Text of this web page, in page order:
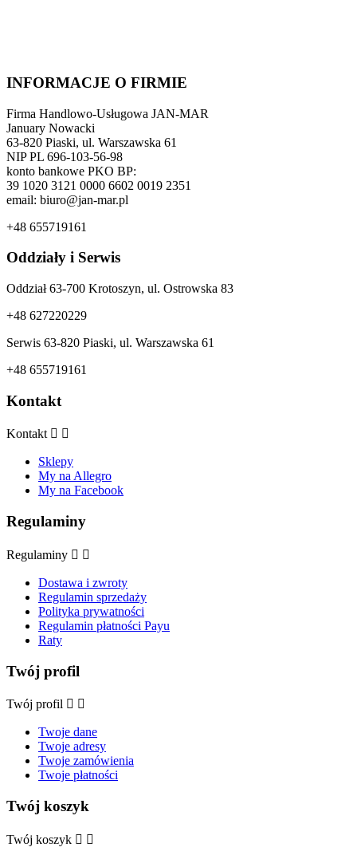
INFORMACJE O FIRMIE
Firma Handlowo-Usługowa JAN-MAR
January Nowacki
63-820 Piaski, ul. Warszawska 61
NIP PL 696-103-56-98
konto bankowe PKO BP:
39 1020 3121 0000 6602 0019 2351
email: biuro@jan-mar.pl
+48 655719161
Oddziały i Serwis
Oddział 63-700 Krotoszyn, ul. Ostrowska 83
+48 627220229
Serwis 63-820 Piaski, ul. Warszawska 61
+48 655719161
Kontakt
Kontakt  
Sklepy
My na Allegro
My na Facebook
Regulaminy
Regulaminy  
Dostawa i zwroty
Regulamin sprzedaży
Polityka prywatności
Regulamin płatności Payu
Raty
Twój profil
Twój profil  
Twoje dane
Twoje adresy
Twoje zamówienia
Twoje płatności
Twój koszyk
Twój koszyk  